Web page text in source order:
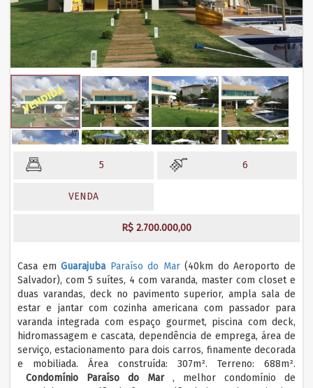
5 6
VENDA
R$ 2.700.000,00
Casa emGuarajubaParaíso do Mar(40km do Aeroporto de
Salvador), com 5 suítes, 4 com varanda, master com closet e
duas varandas, deck no pavimento superior, ampla sala de
estar e jantar com cozinha americana com passador para
varanda integrada com espaço gourmet, piscina com deck,
hidromassagem e cascata, dependência de emprega, área de
serviço, estacionamento para dois carros, finamente decorada
e mobiliada. Área construída: 307m². Terreno: 688m².
Condomínio Paraíso do Mar, melhor condomínio de